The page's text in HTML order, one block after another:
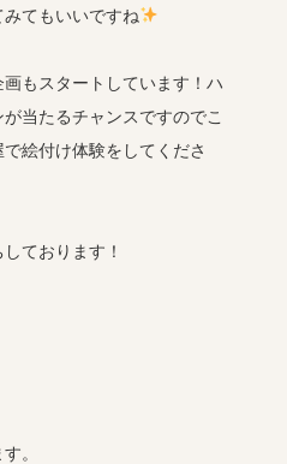
てもいいですね
もスタートしています！ハ
当たるチャンスですのでこ
絵付け体験をしてくださ
ております！
。